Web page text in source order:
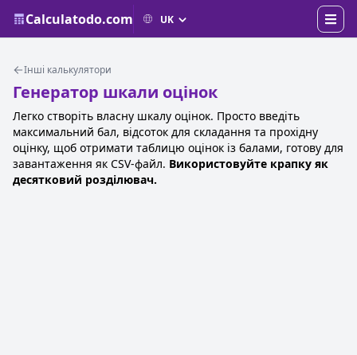
Calculatodo.com
Інші калькулятори
Генератор шкали оцінок
Легко створіть власну шкалу оцінок. Просто введіть
максимальний бал, відсоток для складання та прохідну
оцінку, щоб отримати таблицю оцінок із балами, готову для
завантаження як CSV-файл. Використовуйте крапку як
десятковий розділювач.